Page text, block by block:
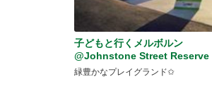
子どもと行くメルボルン
@Johnstone Street Reserve
緑豊かなプレイグランド✩